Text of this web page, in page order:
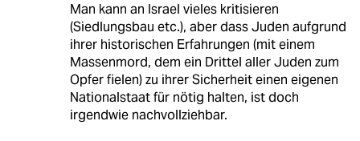
Man kann an Israel vieles kritisieren
(Siedlungsbau etc.), aber dass Juden aufgrund
ihrer historischen Erfahrungen (mit einem
Massenmord, dem ein Drittel aller Juden zum
Opfer fielen) zu ihrer Sicherheit einen eigenen
Nationalstaat für nötig halten, ist doch
irgendwie nachvollziehbar.